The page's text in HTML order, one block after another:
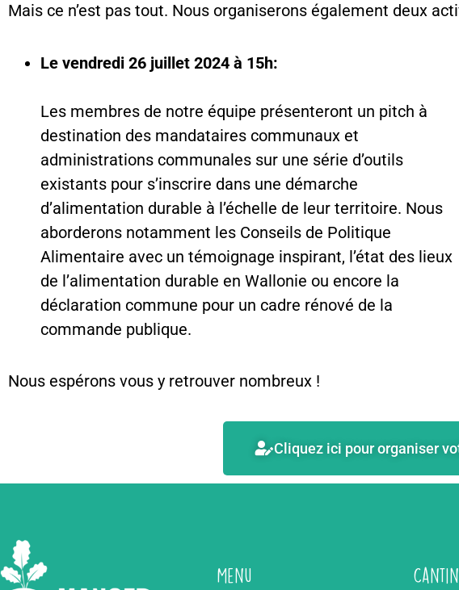
Mais ce n’est pas tout. Nous organiserons également deux
Le vendredi 26 juillet 2024 à 15h:
Les membres de notre équipe présenteront un pitch à
destination des mandataires communaux et
administrations communales sur une série d’outils
existants pour s’inscrire dans une démarche
d’alimentation durable à l’échelle de leur territoire. Nous
aborderons notamment les Conseils de Politique
Alimentaire avec un témoignage inspirant, l’état des lieux
de l’alimentation durable en Wallonie ou encore la
déclaration commune pour un cadre rénové de la
commande publique.
Nous espérons vous y retrouver nombreux !
Cliquez ici pour organiser
Menu